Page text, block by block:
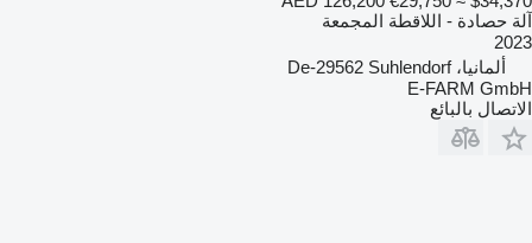
آلة حصادة - اللاقطة المجمعة
2023
ألمانيا، De-29562 Suhlendorf
E-FARM GmbH
الاتصال بالبائع